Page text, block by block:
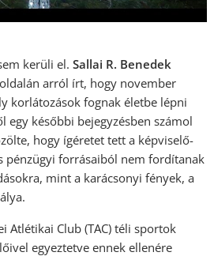
kerüli el.Sallai R. Benedek
arról írt, hogy november
korlátozások fognak életbe lépni
egy későbbi bejegyzésben számol
hogy ígéretet tett a képviselő-
pénzügyi forrásaiból nem fordítanak
mint a karácsonyi fények, a
Atlétikai Club (TAC) téli sportok
egyeztetve ennek ellenére